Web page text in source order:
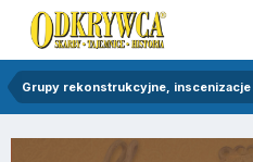
Grupy rekonstrukcyjne, inscenizacje